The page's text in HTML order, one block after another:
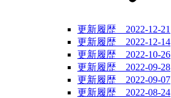
更新履歴 2022-12-21
更新履歴 2022-12-14
更新履歴 2022-10-26
更新履歴 2022-09-28
更新履歴 2022-09-07
更新履歴 2022-08-24